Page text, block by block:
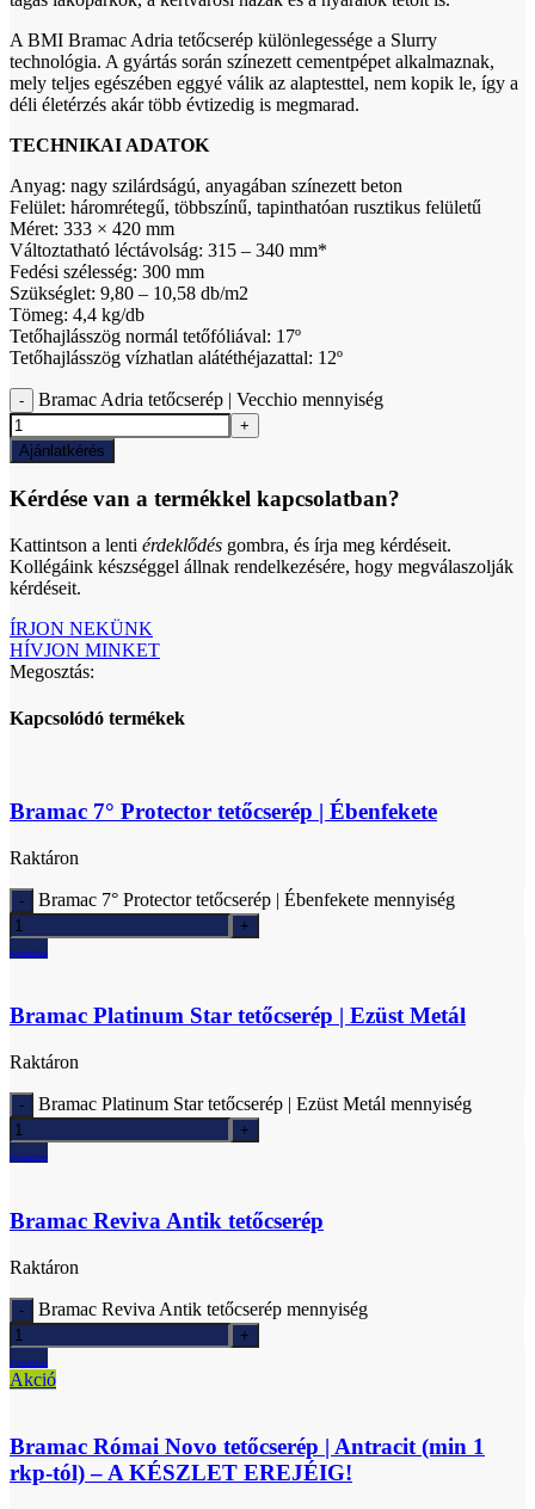
A BMI Bramac Adria tetőcserép különlegessége a Slurry
technológia. A gyártás során színezett cementpépet alkalmaznak,
mely teljes egészében eggyé válik az alaptesttel, nem kopik le, így a
déli életérzés akár több évtizedig is megmarad.
TECHNIKAI ADATOK
Anyag: nagy szilárdságú, anyagában színezett beton
Felület: háromrétegű, többszínű, tapinthatóan rusztikus felületű
Méret: 333 × 420 mm
Változtatható léctávolság: 315 – 340 mm*
Fedési szélesség: 300 mm
Szükséglet: 9,80 – 10,58 db/m2
Tömeg: 4,4 kg/db
Tetőhajlásszög normál tetőfóliával: 17º
Tetőhajlásszög vízhatlan alátéthéjazattal: 12º
Bramac Adria tetőcserép | Vecchio mennyiség
Ajánlatkérés
Kérdése van a termékkel kapcsolatban?
Kattintson a lenti érdeklődés gombra, és írja meg kérdéseit.
Kollégáink készséggel állnak rendelkezésére, hogy megválaszolják
kérdéseit.
ÍRJON NEKÜNK
HÍVJON MINKET
Megosztás:
Kapcsolódó termékek
Bramac 7° Protector tetőcserép | Ébenfekete
Raktáron
Bramac 7° Protector tetőcserép | Ébenfekete mennyiség
Ajánlatkérés
Bramac Platinum Star tetőcserép | Ezüst Metál
Raktáron
Bramac Platinum Star tetőcserép | Ezüst Metál mennyiség
Ajánlatkérés
Bramac Reviva Antik tetőcserép
Raktáron
Bramac Reviva Antik tetőcserép mennyiség
Ajánlatkérés
Akció
Bramac Római Novo tetőcserép | Antracit (min 1
rkp-tól) – A KÉSZLET EREJÉIG!